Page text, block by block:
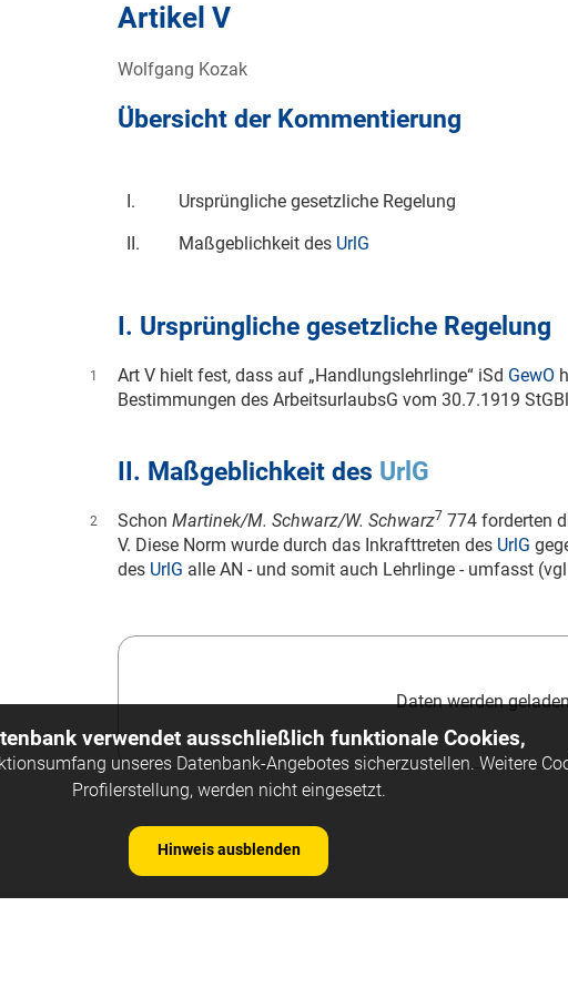
Artikel V
Wolfgang Kozak
Übersicht der Kommentierung
I. Ursprüngliche gesetzliche Regelung
II.
Maßgeblichkeit des UrlG
I. Ursprüngliche gesetzliche Regelung
1 Art V hielt fest, dass auf „Handlungslehrlinge“ iSd GewO
Bestimmungen des ArbeitsurlaubsG vom 30.7.1919
II. Maßgeblichkeit des UrlG
2 Schon Martinek/M. Schwarz/W. Schwarz7 774 forderten
V. Diese Norm wurde durch das Inkrafttreten des UrlG
des UrlG alle AN - und somit auch Lehrlinge - umfasst (vgl
Daten werden
verwendet ausschließlich funktionale Cookies,
unseres Datenbank-Angebotes sicherzustellen. Weitere
Profilerstellung, werden nicht eingesetzt.
Hinweis ausblenden